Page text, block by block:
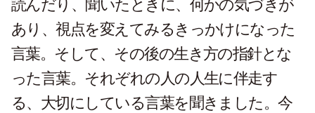
読んだり、聞いたときに、何かの気づきが
あり、視点を変えてみるきっかけになった
言葉。そして、その後の生き方の指針とな
った言葉。それぞれの人の人生に伴走す
る、大切にしている言葉を聞きました。今